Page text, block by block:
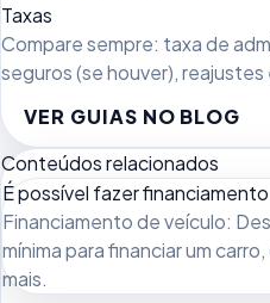
Taxas
Compare sempre: taxa de
seguros (se houver),
VER GUIAS NO BLOG
Conteúdos relacionados
É possível fazer
Financiamento de veículo:
mínima para financiar um
mais.